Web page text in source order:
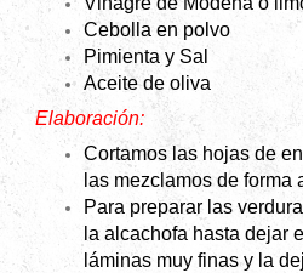
Cebolla en polvo
Pimienta y Sal
Aceite de oliva
Elaboración:
Cortamos las hojas de
las mezclamos de forma
Para preparar las
la alcachofa hasta dejar
láminas muy finas y la